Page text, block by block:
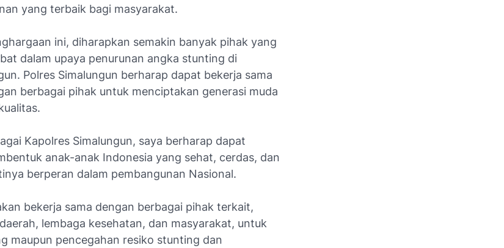
yang terbaik bagi masyarakat.
ini, diharapkan semakin banyak pihak yang
dalam upaya penurunan angka stunting di
Polres Simalungun berharap dapat bekerja sama
berbagai pihak untuk menciptakan generasi muda
Kapolres Simalungun, saya berharap dapat
anak-anak Indonesia yang sehat, cerdas, dan
berperan dalam pembangunan Nasional.
bekerja sama dengan berbagai pihak terkait,
lembaga kesehatan, dan masyarakat, untuk
maupun pencegahan resiko stunting dan